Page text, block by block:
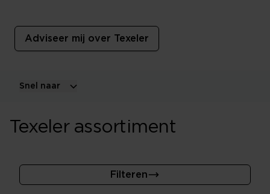
Adviseer mij over Texeler
Snel naar
Texeler assortiment
Filteren